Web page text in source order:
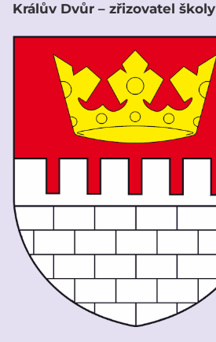
Králův Dvůr – zřizovatel školy